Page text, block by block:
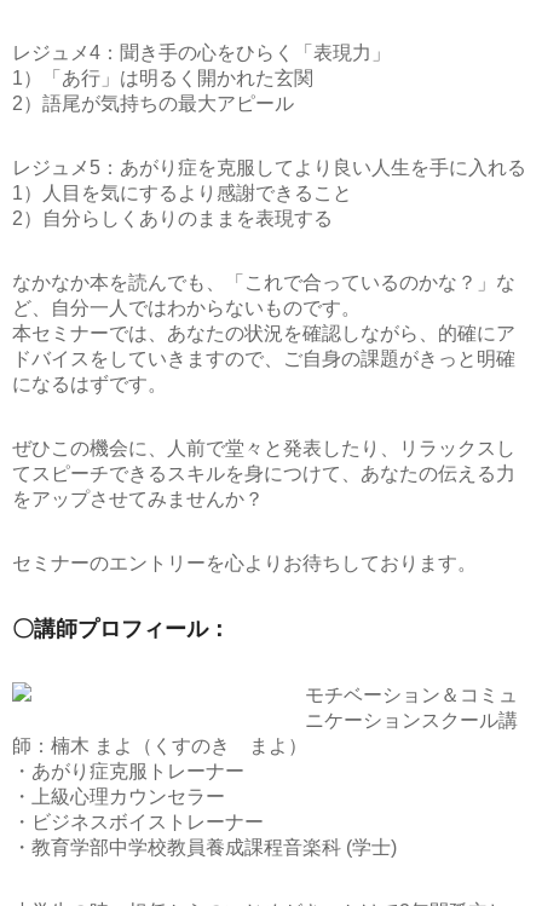
レジュメ4：聞き手の心をひらく「表現力」
1）「あ行」は明るく開かれた玄関
2）語尾が気持ちの最大アピール
レジュメ5：あがり症を克服してより良い人生を手に入れる
1）人目を気にするより感謝できること
2）自分らしくありのままを表現する
なかなか本を読んでも、「これで合っているのかな？」な
ど、自分一人ではわからないものです。
本セミナーでは、あなたの状況を確認しながら、的確にア
ドバイスをしていきますので、ご自身の課題がきっと明確
になるはずです。
ぜひこの機会に、人前で堂々と発表したり、リラックスし
てスピーチできるスキルを身につけて、あなたの伝える力
をアップさせてみませんか？
セミナーのエントリーを心よりお待ちしております。
〇講師プロフィール：
モチベーション＆コミュ
ニケーションスクール講
師：楠木 まよ（くすのき まよ）
・あがり症克服トレーナー
・上級心理カウンセラー
・ビジネスボイストレーナー
・教育学部中学校教員養成課程音楽科 (学士)